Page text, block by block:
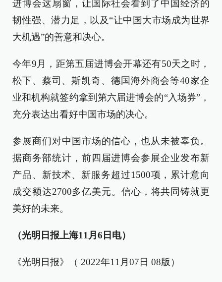
进博会这扇窗，让国际社会看到了中国经济的
韧性强、潜力足，以及“让中国大市场成为世界
大机遇”的善意和决心。
今年9月，距第五届进博会开幕还有50天之时，
松下、蔡司、斯凯奇、德国海外商会等40家企
业和机构就签约拿到第六届进博会的“入场券”，
充分表达出看好中国市场的决心。
参展商们对中国市场的信心，也从未被辜负。
据商务部统计，前四届进博会参展企业发布新
产品、新技术、新服务超过1500项，累计意向
成交额达2700多亿美元。信心，将共同铸就更
美好的未来。
（光明日报上海11月6日电）
《光明日报》（ 2022年11月07日 08版）